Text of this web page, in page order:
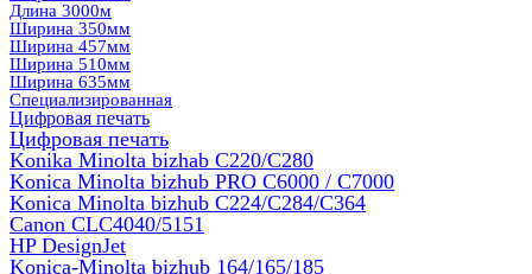
Длина 3000м
Ширина 350мм
Ширина 457мм
Ширина 510мм
Ширина 635мм
Специализированная
Цифровая печать
Цифровая печать
Konika Minolta bizhab C220/C280
Konica Minolta bizhub PRO C6000 / C7000
Konica Minolta bizhub С224/С284/С364
Canon CLC4040/5151
HP DesignJet
Konica-Minolta bizhub 164/165/185